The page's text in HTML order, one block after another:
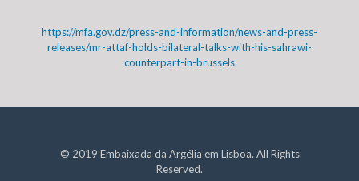
https://mfa.gov.dz/press-and-information/news-and-press-
releases/mr-attaf-holds-bilateral-talks-with-his-sahrawi-
counterpart-in-brussels
© 2019 Embaixada da Argélia em Lisboa. All Rights
Reserved.